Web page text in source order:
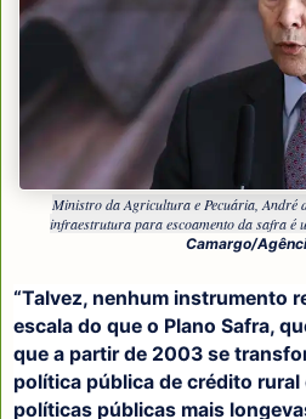
Ministro da Agricultura e Pecuária, André
infraestrutura para escoamento da safra é
Camargo/
“Talvez, nenhum instrumento
escala do que o Plano Safra,
que a partir de 2003 se
política pública de crédito rural
políticas públicas mais